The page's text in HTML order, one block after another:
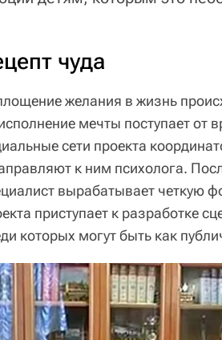
чуда
желания в жизнь
мечты поступает от
сети проекта
к ним психолога.
вырабатывает четкую
приступает к разработке
которых могут быть как